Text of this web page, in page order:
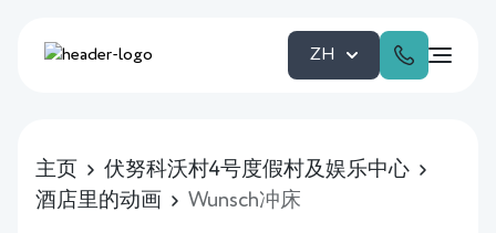
ZH
主页
伏努科沃村4号度假村及娱乐中心
酒店里的动画
Wunsch冲床